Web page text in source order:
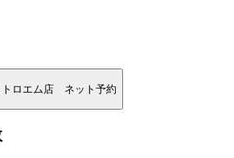
トロエム店 ネット予約